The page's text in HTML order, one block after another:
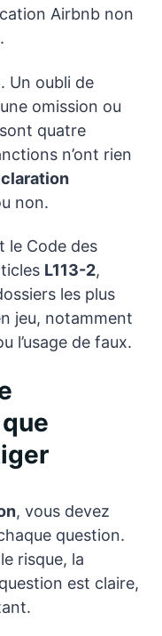
Airbnb non
. Un oubli de
omission ou
quatre
n’ont rien
non.
le Code des
L113-2,
les plus
jeu, notamment
l’usage de faux.
, vous devez
question.
risque, la
est claire,